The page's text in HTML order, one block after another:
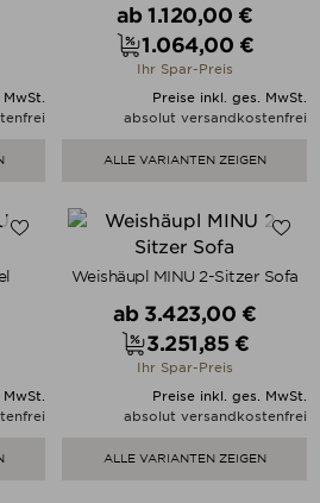
Verkaufspreis
ab 1.120,00 €
Preis
1.064,00 €
Ihr Spar-Preis
Preise inkl. ges. MwSt.
absolut versandkostenfrei
ALLE VARIANTEN ZEIGEN
Weishäupl MINU 2-Sitzer Sofa
Verkaufspreis
ab 3.423,00 €
Preis
3.251,85 €
Ihr Spar-Preis
Preise inkl. ges. MwSt.
absolut versandkostenfrei
ALLE VARIANTEN ZEIGEN